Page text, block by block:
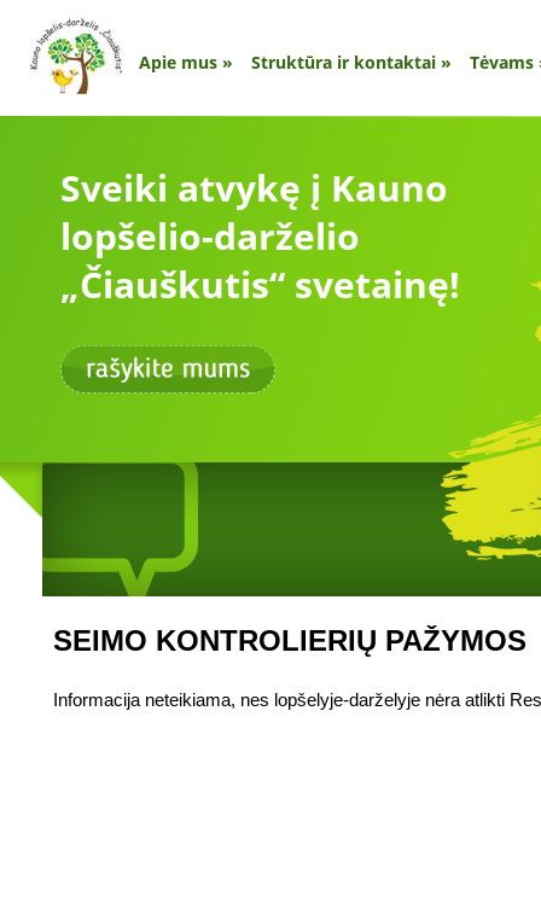
Apie mus » Struktūra ir kontaktai » Tėvams
Sveiki atvykę į Kauno
lopšelio-darželio
„Čiauškutis“ svetainę!
SEIMO KONTROLIERIŲ PAŽYMOS
Informacija neteikiama, nes lopšelyje-darželyje nėra atlikti